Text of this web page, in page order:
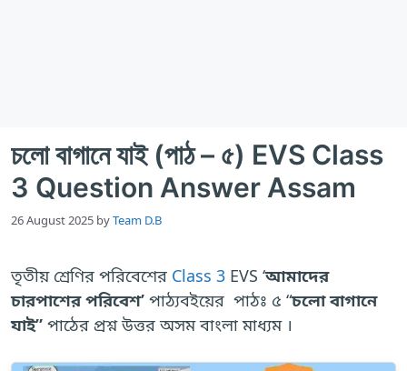
চলো বাগানে যাই (পাঠ – ৫) EVS Class
3 Question Answer Assam
26 August 2025 byTeam D.B
তৃতীয় শ্রেণির পরিবেশের Class 3 EVS ‘আমাদের
চারপাশের পরিবেশ’ পাঠ্যবইয়ের পাঠঃ ৫ “চলো বাগানে
যাই” পাঠের প্রশ্ন উত্তর অসম বাংলা মাধ্যম ।